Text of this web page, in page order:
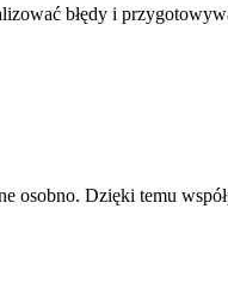
błędy i
Dzięki temu